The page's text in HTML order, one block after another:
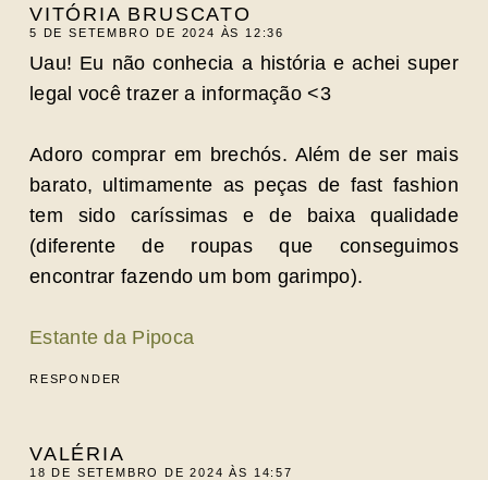
VITÓRIA BRUSCATO
5 DE SETEMBRO DE 2024 ÀS 12:36
Uau! Eu não conhecia a história e achei super
legal você trazer a informação <3
Adoro comprar em brechós. Além de ser mais
barato, ultimamente as peças de fast fashion
tem sido caríssimas e de baixa qualidade
(diferente de roupas que conseguimos
encontrar fazendo um bom garimpo).
Estante da Pipoca
RESPONDER
VALÉRIA
18 DE SETEMBRO DE 2024 ÀS 14:57